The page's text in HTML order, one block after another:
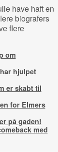
have haft en
biografers
flere
om
hjulpet
er skabt til
for Elmers
på gaden!
med